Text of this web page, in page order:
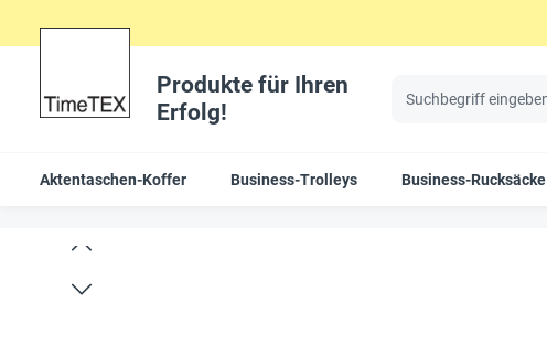
Produkte für Ihren
Erfolg!
Aktentaschen-Koffer Business-Trolleys Business-Rucksäcke